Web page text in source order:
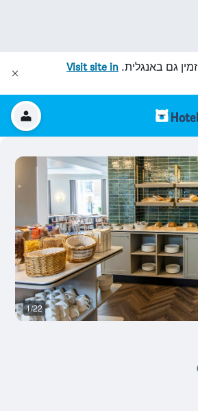
זמין גם באנגלית. Visit site in
1/22